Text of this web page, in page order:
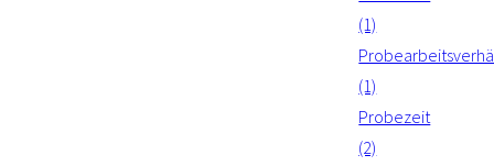
(1)
(1)
Probezeit
(2)